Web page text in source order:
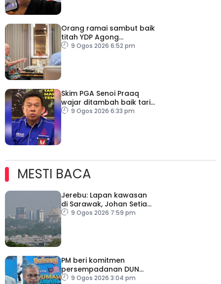
Orang ramai sambut baik
titah YDP Agong
berhubung RCI TH
9 Ogos 2026 6:52 pm
Skim PGA Senoi Praaq
wajar ditambah baik tarik
minat belia orang asli
9 Ogos 2026 6:33 pm
MESTI BACA
Jerebu: Lapan kawasan
di Sarawak, Johan Setia
di Selangor catat IPU
9 Ogos 2026 7:59 pm
PM beri komitmen
persempadanan DUN
Sarawak, minta laporan
9 Ogos 2026 3:04 pm